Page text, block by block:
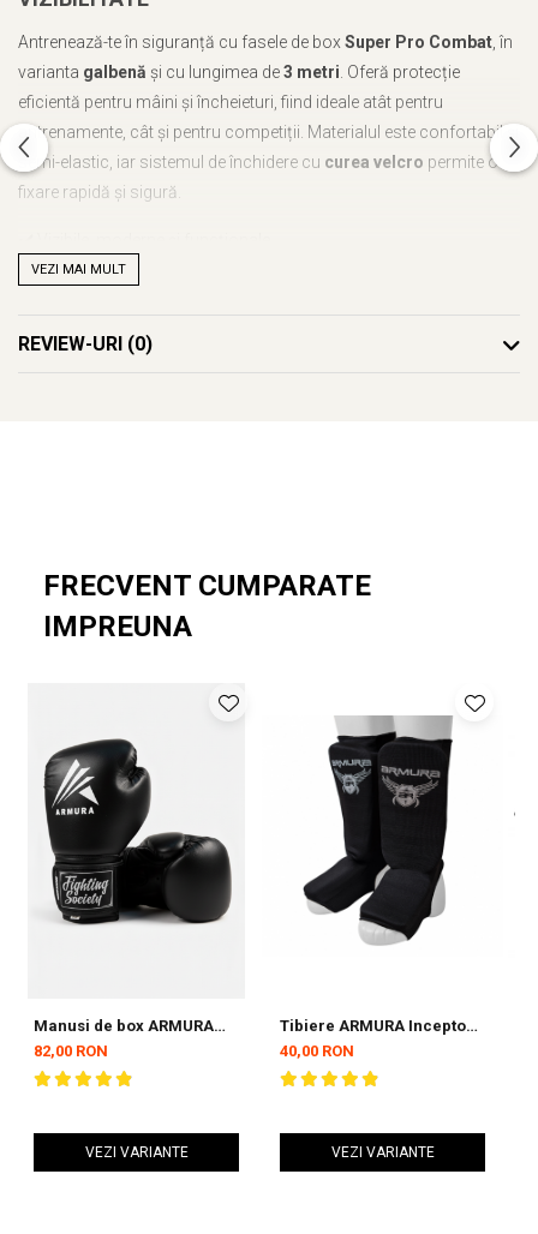
Antrenează-te în siguranță cu fasele de box Super Pro Combat , în
varianta galbenă și cu lungimea de3 metri . Oferă protecție
eficientă pentru mâini și încheieturi, fiind ideale atât pentru
antrenamente, cât și pentru competiții. Materialul este confortabil și
semi-elastic, iar sistemul de închidere cu curea velcro permite o
fixare rapidă și sigură.
✔️ Susținere optimă în fiecare rundă
Închidere: Curea velcro
Destinație: Protecție pentru mâini și încheieturi
VEZI MAI MULT
REVIEW-URI (0)
FRECVENT CUMPARATE
IMPREUNA
Manusi de box ARMURA
Inceptos 2.0 Senior
82,00 RON
VEZI VARIANTE
Tibiere ARMURA Inceptos
2.0 Negre
40,00 RON
VEZI VARIANTE